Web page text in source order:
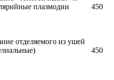
плазмодии
450
отделяемого из ушей
450